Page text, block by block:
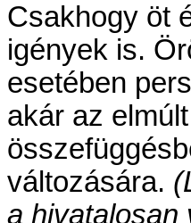
Csakhogy öt
igények is.
esetében
akár az
változására.
a hivatalosan